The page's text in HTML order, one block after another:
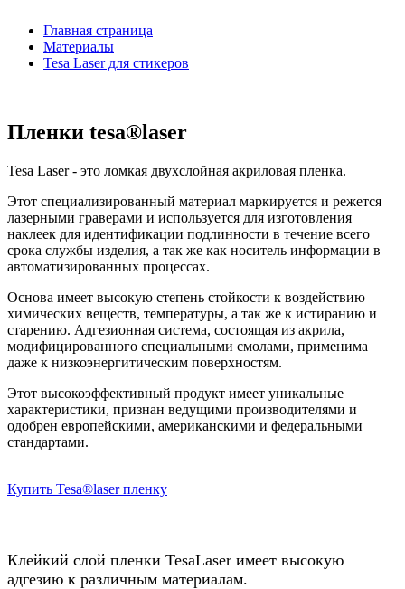
Главная страница
Материалы
Tesa Laser для стикеров
Пленки tesa®laser
Tesa Laser - это ломкая двухслойная акриловая пленка.
Этот специализированный материал маркируется и режется
лазерными граверами и используется для изготовления
наклеек для идентификации подлинности в течение всего
срока службы изделия, а так же как носитель информации в
автоматизированных процессах.
Основа имеет высокую степень стойкости к воздействию
химических веществ, температуры, а так же к истиранию и
старению. Адгезионная система, состоящая из акрила,
модифицированного специальными смолами, применима
даже к низкоэнергитическим поверхностям.
Этот высокоэффективный продукт имеет уникальные
характеристики, признан ведущими производителями и
одобрен европейскими, американскими и федеральными
стандартами.
Купить Tesa®laser пленку
Клейкий слой пленки TesaLaser имеет высокую
адгезию к различным материалам.